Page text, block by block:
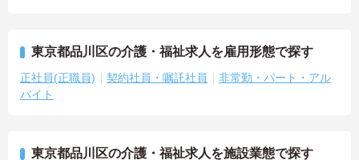
東京都品川区の介護・福祉求人を雇用形態で探す
正社員(正職員) 契約社員・嘱託社員
非常勤・パート・アル
バイト
東京都品川区の介護・福祉求人を施設業態で探す